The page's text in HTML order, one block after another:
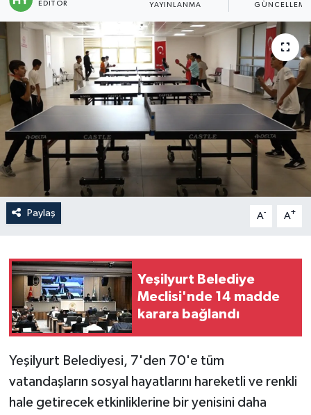
EDITÖR YAYINLANMA GÜNCELLEME
Paylaş A- A+
Yeşilyurt Belediye
Meclisi'nde 14 madde
karara bağlandı
Yeşilyurt Belediyesi, 7'den 70'e tüm
vatandaşların sosyal hayatlarını hareketli ve renkli
hale getirecek etkinliklerine bir yenisini daha
Politika
Sağlık
Spor
Teknoloji
Yaşam